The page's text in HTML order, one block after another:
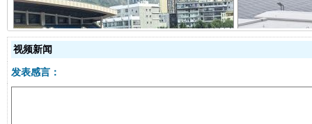
阿坝州三大球赛在茂县开幕 规模
视频新闻
发表感言：